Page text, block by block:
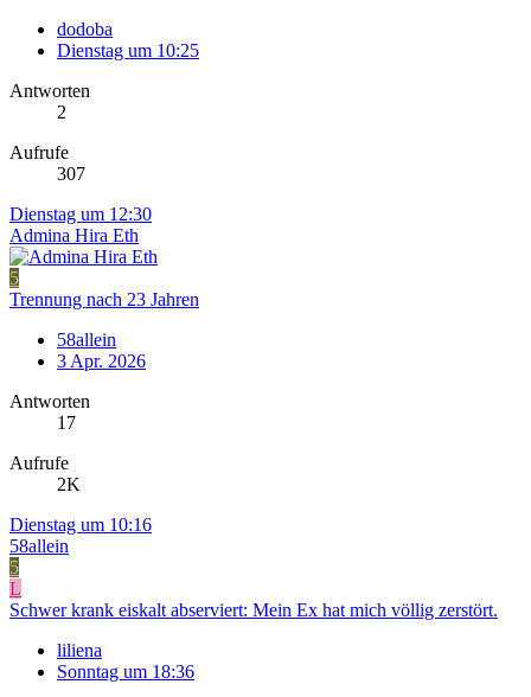
dodoba
Dienstag um 10:25
Antworten
2
Aufrufe
307
Dienstag um 12:30
Admina Hira Eth
5
Trennung nach 23 Jahren
58allein
3 Apr. 2026
Antworten
17
Aufrufe
2K
Dienstag um 10:16
58allein
5
L
Schwer krank eiskalt abserviert: Mein Ex hat mich völlig zerstört.
liliena
Sonntag um 18:36